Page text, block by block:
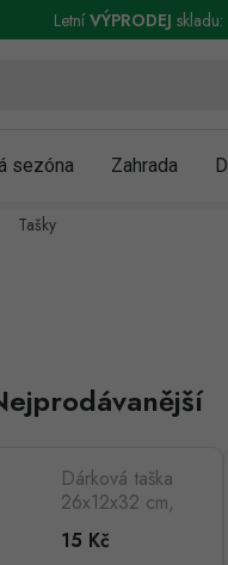
a reklamace Podmínky
LetníVÝPRODEJ skladu:
sezóna Zahrada
Tašky
Dárková taška
26x12x32 cm,
kraftový papír,
bílá
15 Kč